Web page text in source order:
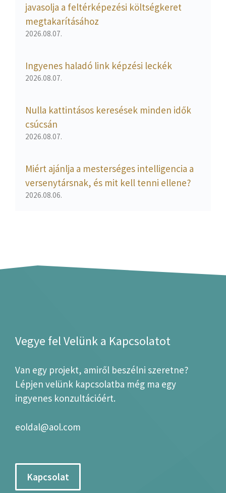
javasolja a feltérképezési költségkeret
megtakarításához
2026.08.07.
Ingyenes haladó link képzési leckék
2026.08.07.
Nulla kattintásos keresések minden idők
csúcsán
2026.08.07.
Miért ajánlja a mesterséges intelligencia a
versenytársnak, és mit kell tenni ellene?
2026.08.06.
Vegye fel Velünk a Kapcsolatot
Van egy projekt, amiről beszélni szeretne?
Lépjen velünk kapcsolatba még ma egy
ingyenes konzultációért.
eoldal@aol.com
Kapcsolat